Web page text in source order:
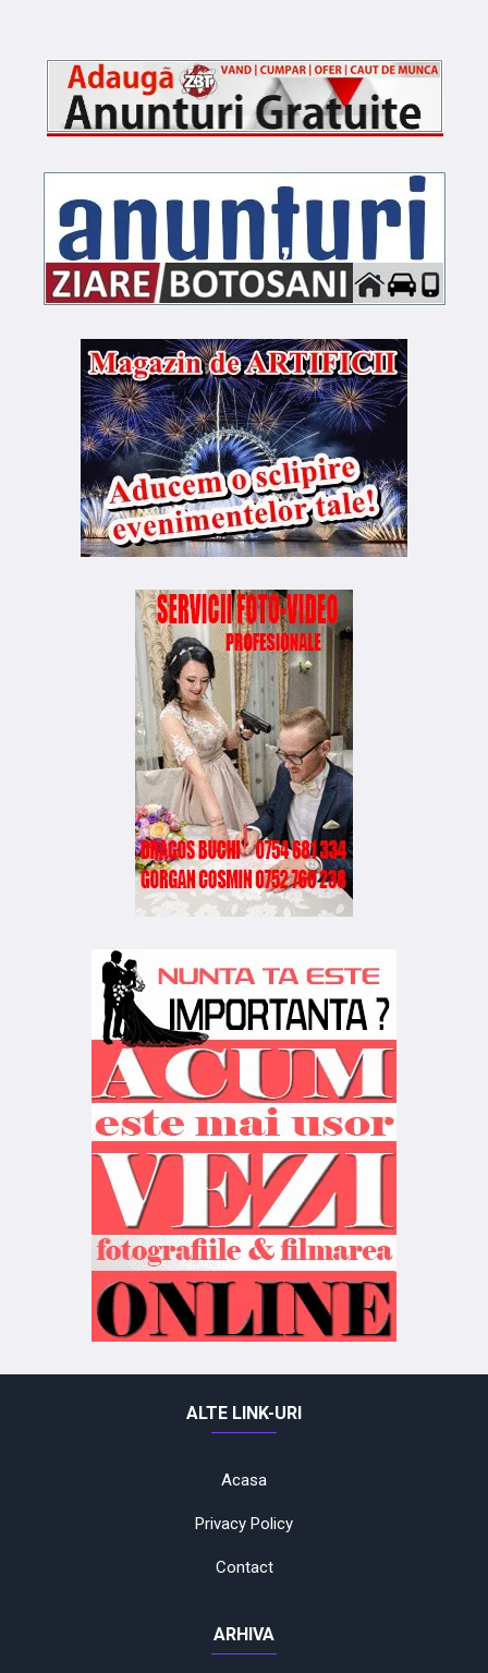
ALTE LINK-URI
Acasa
Privacy Policy
Contact
ARHIVA